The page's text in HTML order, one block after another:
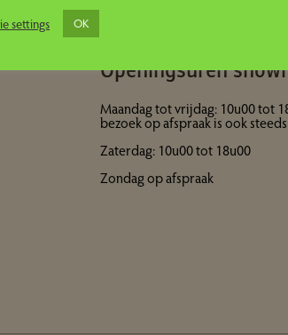
Openingsuren
Maandag tot vrijdag: 10u00 tot
bezoek op afspraak is ook
Zaterdag: 10u00 tot 18u00
Zondag op afspraak
settings
OK